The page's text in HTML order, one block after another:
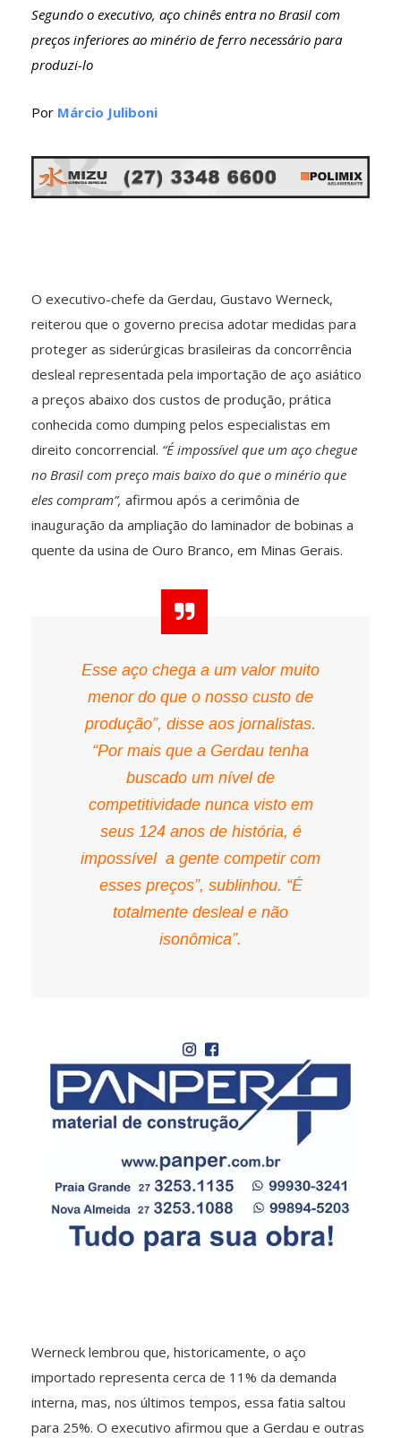
Segundo o executivo, aço chinês entra no Brasil com
preços inferiores ao minério de ferro necessário para
produzi-lo
Por Márcio Juliboni
O executivo-chefe da Gerdau, Gustavo Werneck,
reiterou que o governo precisa adotar medidas para
proteger as siderúrgicas brasileiras da concorrência
desleal representada pela importação de aço asiático
a preços abaixo dos custos de produção, prática
conhecida como dumping pelos especialistas em
direito concorrencial. “É impossível que um aço chegue
no Brasil com preço mais baixo do que o minério que
eles compram”, afirmou após a cerimônia de
inauguração da ampliação do laminador de bobinas a
quente da usina de Ouro Branco, em Minas Gerais.
Esse aço chega a um valor muito
menor do que o nosso custo de
produção”, disse aos jornalistas.
“Por mais que a Gerdau tenha
buscado um nível de
competitividade nunca visto em
seus 124 anos de história, é
impossível a gente competir com
esses preços”, sublinhou. “É
totalmente desleal e não
isonômica”.
Werneck lembrou que, historicamente, o aço
importado representa cerca de 11% da demanda
interna, mas, nos últimos tempos, essa fatia saltou
para 25%. O executivo afirmou que a Gerdau e outras